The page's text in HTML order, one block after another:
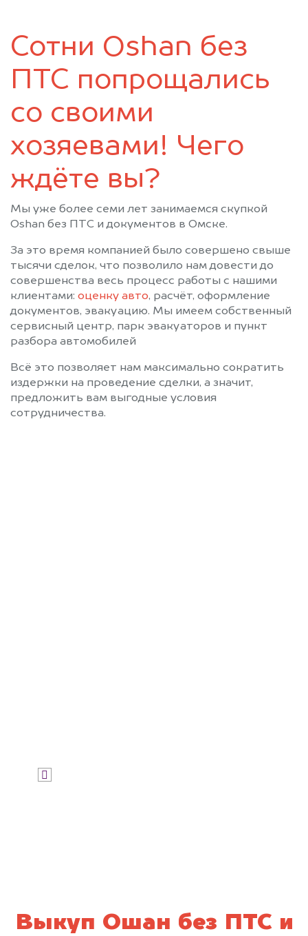
Усть-Ишим
Черлак
Шербакуль
Сотни Oshan без
ПТС попрощались
со своими
хозяевами! Чего
ждёте вы?
Мы уже более семи лет занимаемся скупкой
Oshan без ПТС и документов в Омске.
За это время компанией было совершено свыше
тысячи сделок, что позволило нам довести до
совершенства весь процесс работы с нашими
клиентами: оценку авто, расчёт, оформление
документов, эвакуацию. Мы имеем собственный
сервисный центр, парк эвакуаторов и пункт
разбора автомобилей
Всё это позволяет нам максимально сократить
издержки на проведение сделки, а значит,
предложить вам выгодные условия
сотрудничества.
Выкуп Ошан без ПТС и